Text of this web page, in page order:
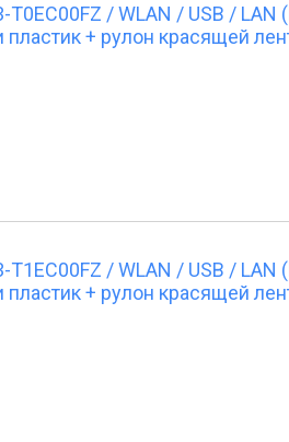
T0EC00FZ / WLAN / USB / LAN
пластик + рулон красящей
T1EC00FZ / WLAN / USB / LAN
пластик + рулон красящей